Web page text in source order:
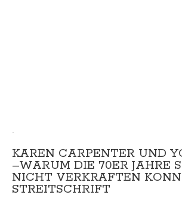
KAREN CARPENTER UND
–WARUM DIE 70ER JAHRE
NICHT VERKRAFTEN
STREITSCHRIFT